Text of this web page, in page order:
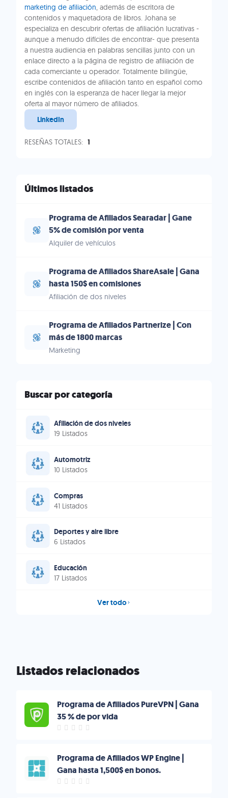
marketing de afiliación, además de escritora de
contenidos y maquetadora de libros. Johana se
especializa en descubrir ofertas de afiliación lucrativas -
aunque a menudo difíciles de encontrar- que presenta
a nuestra audiencia en palabras sencillas junto con un
enlace directo a la página de registro de afiliación de
cada comerciante u operador. Totalmente bilingüe,
escribe contenidos de afiliación tanto en español como
en inglés con la esperanza de hacer llegar la mejor
oferta al mayor número de afiliados.
LinkedIn
RESEÑAS TOTALES: 1
Últimos listados
Programa de Afiliados Searadar | Gane
5% de comisión por venta
Alquiler de vehículos
Programa de Afiliados ShareAsale | Gana
hasta 150$ en comisiones
Afiliación de dos niveles
Programa de Afiliados Partnerize | Con
más de 1800 marcas
Marketing
Buscar por categoría
Afiliación de dos niveles
19 Listados
Automotriz
10 Listados
Compras
41 Listados
Deportes y aire libre
6 Listados
Educación
17 Listados
Ver todo
Listados relacionados
Programa de Afiliados PureVPN | Gana
35 % de por vida
Programa de Afiliados WP Engine |
Gana hasta 1,500$ en bonos.